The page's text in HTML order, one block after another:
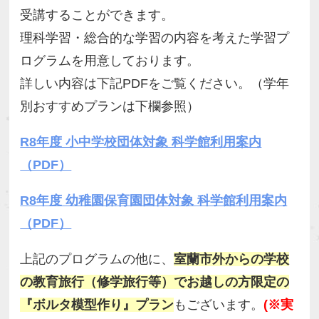
受講することができます。
理科学習・総合的な学習の内容を考えた学習プ
ログラムを用意しております。
詳しい内容は下記PDFをご覧ください。（学年
別おすすめプランは下欄参照）
R8年度 小中学校団体対象 科学館利用案内
（PDF）
R8年度 幼稚園保育園団体対象 科学館利用案内
（PDF）
上記のプログラムの他に、室蘭市外からの学校
の教育旅行（修学旅行等）でお越しの方限定の
『ボルタ模型作り』プランもございます。(※実